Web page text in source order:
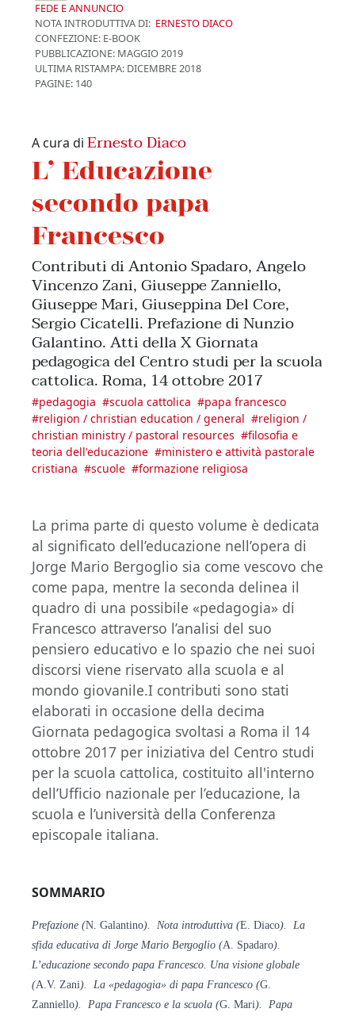
FEDE E ANNUNCIO
NOTA INTRODUTTIVA DI: ERNESTO DIACO
CONFEZIONE: E-BOOK
PUBBLICAZIONE: MAGGIO 2019
ULTIMA RISTAMPA: DICEMBRE 2018
PAGINE: 140
A cura di Ernesto Diaco
L’ Educazione
secondo papa
Francesco
Contributi di Antonio Spadaro, Angelo
Vincenzo Zani, Giuseppe Zanniello,
Giuseppe Mari, Giuseppina Del Core,
Sergio Cicatelli. Prefazione di Nunzio
Galantino. Atti della X Giornata
pedagogica del Centro studi per la scuola
cattolica. Roma, 14 ottobre 2017
#pedagogia #scuola cattolica #papa francesco
#religion / christian education / general #religion /
christian ministry / pastoral resources #filosofia e
teoria dell'educazione #ministero e attività pastorale
cristiana #scuole #formazione religiosa
La prima parte di questo volume è dedicata
al significato dell’educazione nell’opera di
Jorge Mario Bergoglio sia come vescovo che
come papa, mentre la seconda delinea il
quadro di una possibile «pedagogia» di
Francesco attraverso l’analisi del suo
pensiero educativo e lo spazio che nei suoi
discorsi viene riservato alla scuola e al
mondo giovanile.I contributi sono stati
elaborati in occasione della decima
Giornata pedagogica svoltasi a Roma il 14
ottobre 2017 per iniziativa del Centro studi
per la scuola cattolica, costituito all'interno
dell’Ufficio nazionale per l’educazione, la
scuola e l’università della Conferenza
episcopale italiana.
SOMMARIO
Prefazione (N. Galantino). Nota introduttiva (E. Diaco). La
sfida educativa di Jorge Mario Bergoglio (A. Spadaro).
L’educazione secondo papa Francesco. Una visione globale
(A.V. Zani). La «pedagogia» di papa Francesco (G.
Zanniello). Papa Francesco e la scuola (G. Mari). Papa